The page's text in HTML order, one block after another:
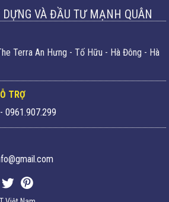
DỰNG VÀ ĐẦU TƯ MẠNH QUÂN
Terra An Hưng - Tố Hữu - Hà Đông - Hà
TRỢ
- 0961.907.299